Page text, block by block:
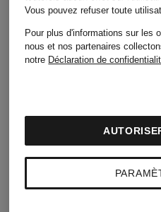
Vous pouvez refuser toute
Pour plus d'informations sur les
nous et nos partenaires
notre Déclaration de